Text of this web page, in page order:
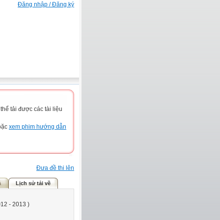
Đăng nhập / Đăng ký
tải được các tài liệu
xem phim hướng dẫn
Đưa đề thi lên
Lịch sử tải về
- 2013 )